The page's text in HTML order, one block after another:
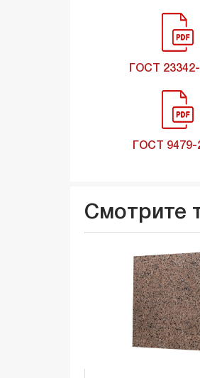
ГОСТ
ГОСТ 9479-
Смотрите